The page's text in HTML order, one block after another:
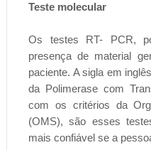
Teste molecular
Os testes RT- PCR,
presença de material
paciente. A sigla em
da Polimerase com
com os critérios da
(OMS), são esses
mais confiável se a